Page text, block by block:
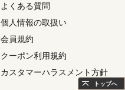
よくある質問
個人情報の取扱い
会員規約
クーポン利用規約
カスタマーハラスメント方針
トップへ